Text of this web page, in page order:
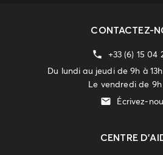
CONTACTEZ-
+33 (6) 15 04
Du lundi au jeudi de 9h à
Le vendredi de 9h
Écrivez-
CENTRE